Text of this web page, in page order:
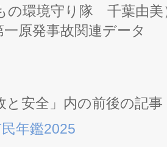
の環境守り隊 千葉由美
原発事故関連データ
と安全」内の前後の記事
年鑑2025